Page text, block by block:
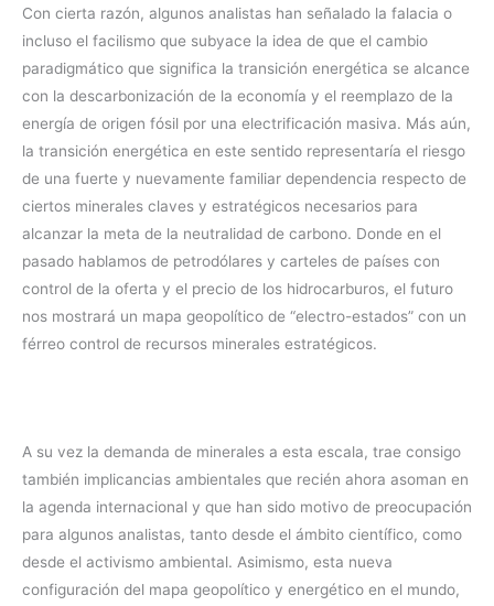
Con cierta razón, algunos analistas han señalado la falacia o
incluso el facilismo que subyace la idea de que el cambio
paradigmático que significa la transición energética se alcance
con la descarbonización de la economía y el reemplazo de la
energía de origen fósil por una electrificación masiva. Más aún,
la transición energética en este sentido representaría el riesgo
de una fuerte y nuevamente familiar dependencia respecto de
ciertos minerales claves y estratégicos necesarios para
alcanzar la meta de la neutralidad de carbono. Donde en el
pasado hablamos de petrodólares y carteles de países con
control de la oferta y el precio de los hidrocarburos, el futuro
nos mostrará un mapa geopolítico de “electro-estados” con un
férreo control de recursos minerales estratégicos.
A su vez la demanda de minerales a esta escala, trae consigo
también implicancias ambientales que recién ahora asoman en
la agenda internacional y que han sido motivo de preocupación
para algunos analistas, tanto desde el ámbito científico, como
desde el activismo ambiental. Asimismo, esta nueva
configuración del mapa geopolítico y energético en el mundo,